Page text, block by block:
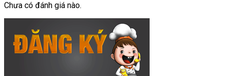
Chưa có đánh giá nào.